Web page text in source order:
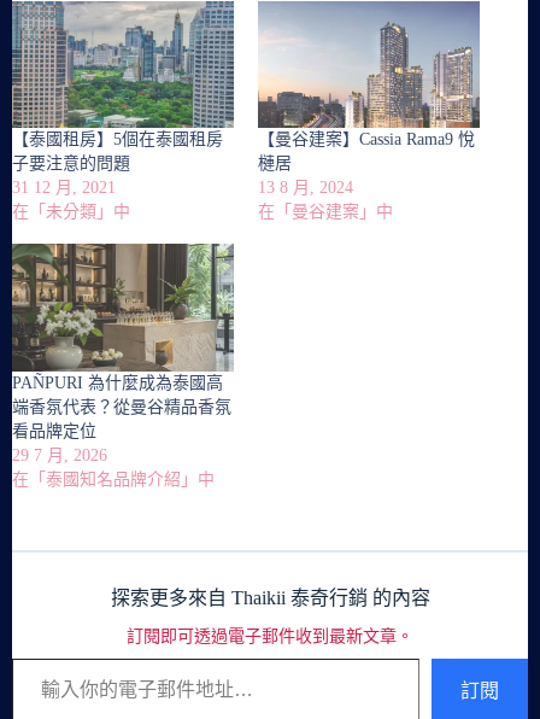
【泰國租房】5個在泰國租房
子要注意的問題
31 12 月, 2021
在「未分類」中
【曼谷建案】Cassia Rama9 悅
槤居
13 8 月, 2024
在「曼谷建案」中
PAÑPURI 為什麼成為泰國高
端香氛代表？從曼谷精品香氛
看品牌定位
29 7 月, 2026
在「泰國知名品牌介紹」中
探索更多來自 Thaikii 泰奇行銷 的內容
訂閱即可透過電子郵件收到最新文章。
輸入你的電子郵件地址…
訂閱